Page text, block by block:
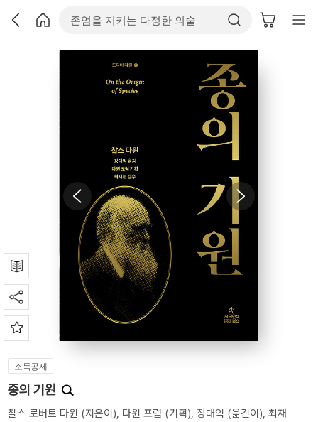
소득공제
종의 기원
찰스 로버트 다윈 (지은이), 다윈 포럼 (기획), 장대익 (옮긴이), 최재